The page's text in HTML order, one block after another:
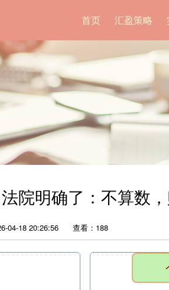
首页 汇盈策略
院明确了：不算数，
04-18 20:26:56 查看：188